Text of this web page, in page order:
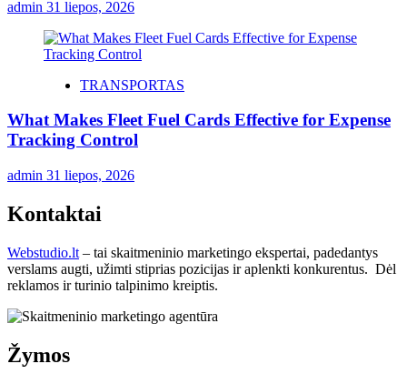
admin 31 liepos, 2026
TRANSPORTAS
What Makes Fleet Fuel Cards Effective for Expense
Tracking Control
admin 31 liepos, 2026
Kontaktai
Webstudio.lt – tai skaitmeninio marketingo ekspertai, padedantys
verslams augti, užimti stiprias pozicijas ir aplenkti konkurentus. Dėl
reklamos ir turinio talpinimo kreiptis.
Žymos